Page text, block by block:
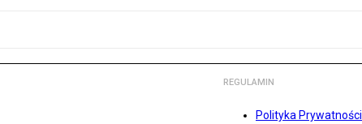
REGULAMIN
Polityka Prywatności